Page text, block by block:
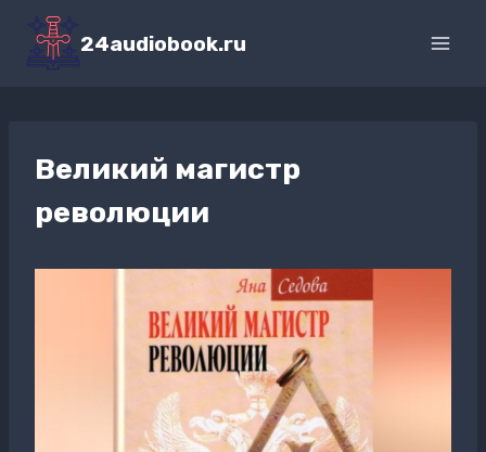
Перейти
содержимому
24audiobook.ru
Великий магистр
революции